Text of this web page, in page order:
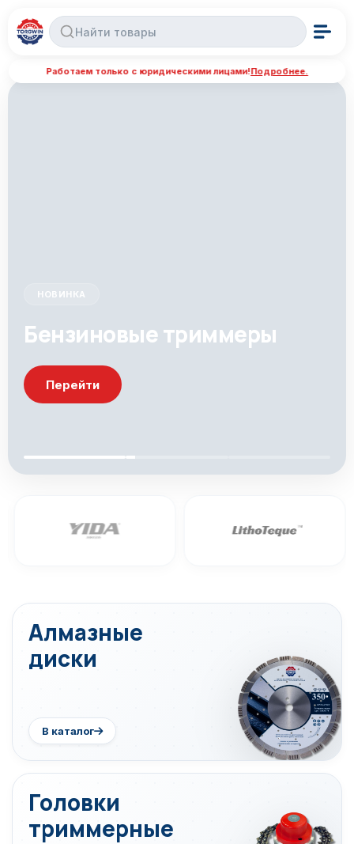
Работаем только с юридическими лицами!Подробнее.
НОВИНКА
Бензиновые триммеры
Перейти
Алмазные
диски
В каталог
Головки
триммерные